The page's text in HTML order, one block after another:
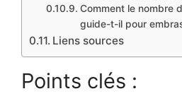
Comment le nombre
guide-t-il pour
Liens sources
Points clés :